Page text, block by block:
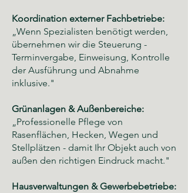
Koordination externer Fachbetriebe:
„Wenn Spezialisten benötigt werden,
übernehmen wir die Steuerung -
Terminvergabe, Einweisung, Kontrolle
der Ausführung und Abnahme
inklusive."
Grünanlagen & Außenbereiche:
„Professionelle Pflege von
Rasenflächen, Hecken, Wegen und
Stellplätzen - damit Ihr Objekt auch von
außen den richtigen Eindruck macht."
Hausverwaltungen & Gewerbebetriebe: